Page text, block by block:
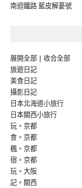
南迴鐵路 藍皮解憂號
展開全部 | 收合全部
旅遊日記
美食日記
攝影日記
日本北海道小旅行
日本關西小旅行
玩。京都
食。京都
楓。京都
宿。京都
玩。大阪
記。關西